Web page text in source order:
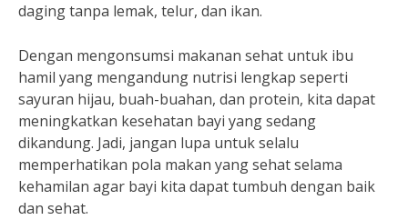
daging tanpa lemak, telur, dan ikan.
Dengan mengonsumsi makanan sehat untuk ibu
hamil yang mengandung nutrisi lengkap seperti
sayuran hijau, buah-buahan, dan protein, kita dapat
meningkatkan kesehatan bayi yang sedang
dikandung. Jadi, jangan lupa untuk selalu
memperhatikan pola makan yang sehat selama
kehamilan agar bayi kita dapat tumbuh dengan baik
dan sehat.